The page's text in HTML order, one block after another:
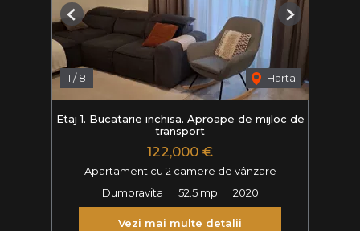
1 /8 Harta
Previous Next
Etaj 1. Bucatarie inchisa. Aproape de mijloc de
transport
122,000 €
Apartament cu 2 camere de vânzare
Dumbravita
52.5 mp 2020
Vezi mai multe detalii